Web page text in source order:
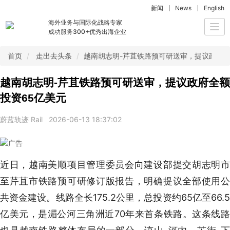
海外业务与国际化战略专家
成功服务300+优秀出海企业
新闻 News English
首页 走出去头条 越南胡志明-芹苴铁路预可研送审，提议政府
越南胡志明-芹苴铁路预可研送审，提议政府全额
投资65亿美元
蔚蓝轨迹 Rail 2026-06-13 18:37:02
近日，越南美顺项目管理委员会向建设部提交胡志明市
至芹苴市铁路预可研修订版报告，明确提议全部使用公
共资金建设。线路全长175.2公里，总投资约65亿至66.5
亿美元，是湄公河三角洲近70年来首条铁路。这条线路